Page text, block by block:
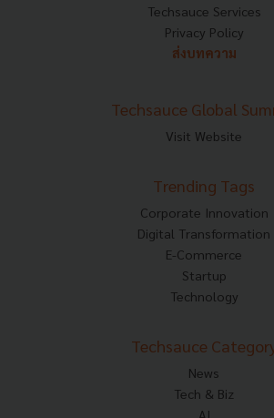
Techsauce Services
Privacy Policy
ส่งบทความ
Techsauce Global
Visit Website
Trending Tags
Corporate Innovation
Digital Transformation
E-Commerce
Startup
Technology
Techsauce
News
Tech & Biz
AI